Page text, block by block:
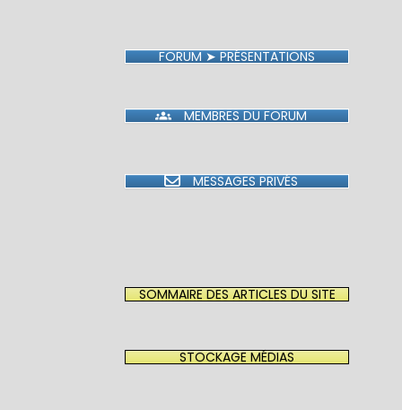
FORUM ➤ PRÉSENTATIONS
MEMBRES DU FORUM
MESSAGES PRIVÉS
SOMMAIRE DES ARTICLES DU SITE
STOCKAGE MÉDIAS